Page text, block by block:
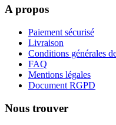
A propos
Paiement sécurisé
Livraison
Conditions générales
FAQ
Mentions légales
Document RGPD
Nous trouver